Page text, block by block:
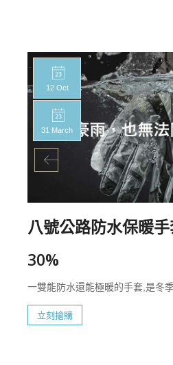
12 Oct
31 March
八號公路防水保暖
30%
一雙能防水還能極暖的手套,是冬
立刻搶購